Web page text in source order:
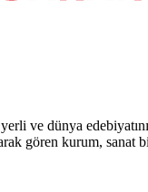
ve dünya
gören kurum, sanat